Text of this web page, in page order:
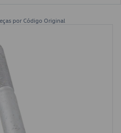
por Código Original